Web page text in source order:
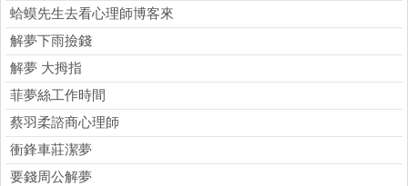
蛤蟆先生去看心理師博客來
解夢下雨撿錢
解夢 大拇指
菲夢絲工作時間
蔡羽柔諮商心理師
衝鋒車莊潔夢
要錢周公解夢